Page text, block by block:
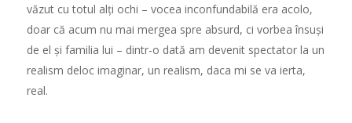
văzut cu totul alți ochi – vocea inconfundabilă era acolo,
doar că acum nu mai mergea spre absurd, ci vorbea însuși
de el și familia lui – dintr-o dată am devenit spectator la un
realism deloc imaginar, un realism, daca mi se va ierta,
real.